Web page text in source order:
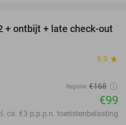
41%
+ ontbijt + late check-out
8.9 star
Regulier €168
€99
ca. €3 p.p.p.n. toeristenbelasting